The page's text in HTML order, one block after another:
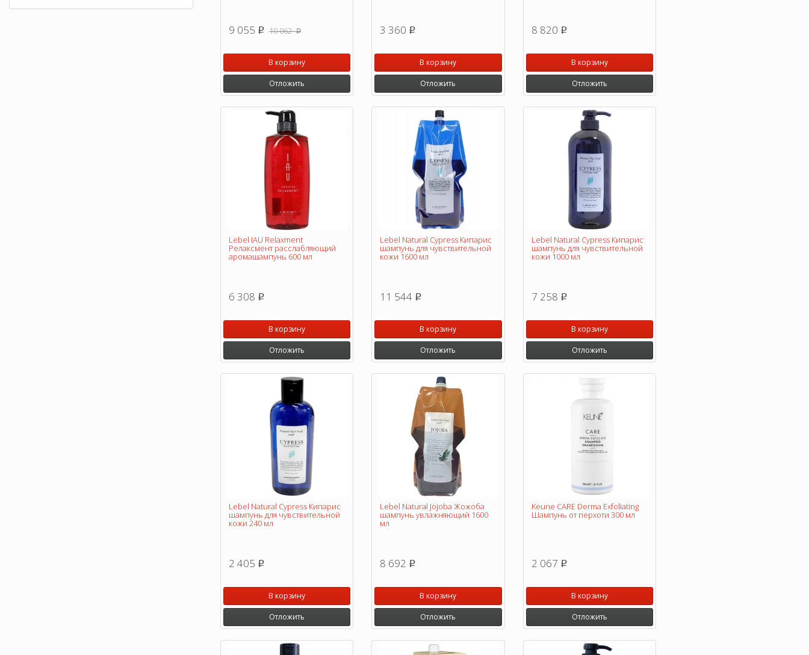
9 055 p 10 062 p
В корзину
Отложить
3 360 p
В корзину
Отложить
8 820 p
В корзину
Отложить
Lebel IAU Relaxment
Релаксмент расслабляющий
аромашампунь 600 мл
6 308 p
В корзину
Отложить
Lebel Natural Cypress Кипарис
шампунь для чувствительной
кожи 1600 мл
11 544 p
В корзину
Отложить
Lebel Natural Cypress Кипарис
шампунь для чувствительной
кожи 1000 мл
7 258 p
В корзину
Отложить
Lebel Natural Cypress Кипарис
шампунь для чувствительной
кожи 240 мл
2 405 p
В корзину
Отложить
Lebel Natural Jojoba Жожоба
шампунь увлажняющий 1600
мл
8 692 p
В корзину
Отложить
Keune CARE Derma Exfoliating
Шампунь от перхоти 300 мл
2 067 p
В корзину
Отложить